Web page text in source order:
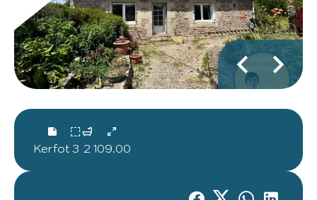
Kerfot3 2 109.00